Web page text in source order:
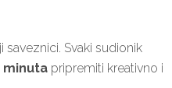
Svaki sudionik
minuta pripremiti kreativno i